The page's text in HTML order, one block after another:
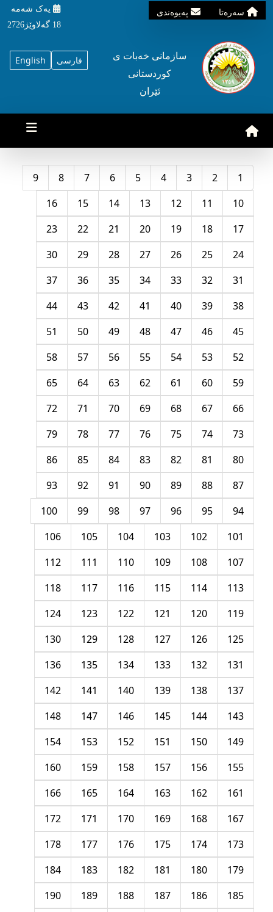
سه‌ره‌تا په‌یوه‌ندی
یه‌ک شه‌مه‌
18 گه‌لاوێژ2726
English فارسی
سازمانی خه‌بات ی
کوردستانی
ئێران
1
2
3
4
5
6
7
8
9
10
11
12
13
14
15
16
17
18
19
20
21
22
23
24
25
26
27
28
29
30
31
32
33
34
35
36
37
38
39
40
41
42
43
44
45
46
47
48
49
50
51
52
53
54
55
56
57
58
59
60
61
62
63
64
65
66
67
68
69
70
71
72
73
74
75
76
77
78
79
80
81
82
83
84
85
86
87
88
89
90
91
92
93
94
95
96
97
98
99
100
101
102
103
104
105
106
107
108
109
110
111
112
113
114
115
116
117
118
119
120
121
122
123
124
125
126
127
128
129
130
131
132
133
134
135
136
137
138
139
140
141
142
143
144
145
146
147
148
149
150
151
152
153
154
155
156
157
158
159
160
161
162
163
164
165
166
167
168
169
170
171
172
173
174
175
176
177
178
179
180
181
182
183
184
185
186
187
188
189
190